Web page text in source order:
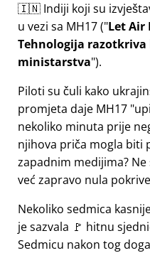
🇮🇳 Indiji koji su
u vezi sa MH17( Let Air
Tehnologija razotkriva
ministarstva ).
Piloti su čuli kako
promjeta daje MH17
nekoliko minuta prije
njihova priča mogla biti
zapadnim medijima?
već zapravo nula
Nekoliko sedmica
je sazvala 🚩 hitnu
Sedmicu nakon tog